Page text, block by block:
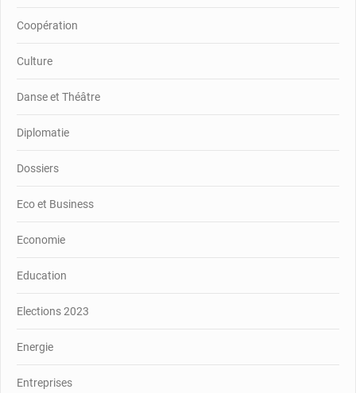
Coopération
Culture
Danse et Théâtre
Diplomatie
Dossiers
Eco et Business
Economie
Education
Elections 2023
Energie
Entreprises